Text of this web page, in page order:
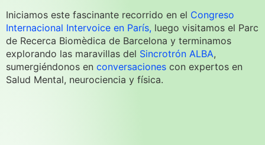
Iniciamos este fascinante recorrido en el Congreso
Internacional Intervoice en París, luego visitamos el Parc
de Recerca Biomèdica de Barcelona y terminamos
explorando las maravillas del Sincrotrón ALBA,
sumergiéndonos en conversaciones con expertos en
Salud Mental, neurociencia y física.